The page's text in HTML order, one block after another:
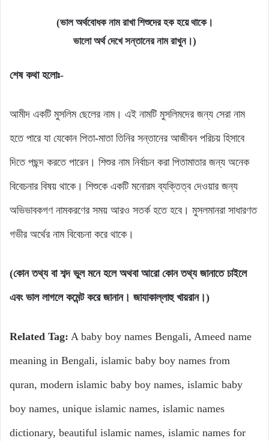
(ভাল অর্থবোধক নাম রাখা শিশুদের হক হয়ে থাকে।
ভালো অর্থ দেখে সন্তানের নাম রাখুন।)
শেষ কথা হলোঃ-
আমীদ একটি মুসলিম ছেলের নাম। এই নামটি মুসলিমদের জন্য সেরা নাম
হতে পারে যা যেকোন পিতা-মাতা তিনির সন্তানের আজীবন পরিচয় হিসাবে
দিতে পছন্দ করতে পারেন। শিশুর নাম নির্বাচন করা পিতামাতার জন্য অনেক
বিবেচনার বিষয় থাকে। শিশুকে একটি মনোরম ব্যক্তিত্ব দেওয়ার জন্য
অভিভাবকগণ নামকরণের সময় আরও সতর্ক হতে হবে। মুসলমানরা সাধারণত
গভীর অর্থের নাম বিবেচনা করে থাকে।
(কোন তথ্য বা শব্দ ভুল মনে হলে অথবা আরো কোন তথ্য জানাতে চাইলে
এবং ভাল লাগলে কমেন্ট করে জানান। জাযাকাল্লাহু খায়রান।)
Related Tag: A baby boy names Bengali, Ameed name
meaning in Bengali, islamic baby boy names from
quran, modern islamic baby boy names, islamic baby
boy names, unique islamic names, islamic names
dictionary, beautiful islamic names, islamic names for